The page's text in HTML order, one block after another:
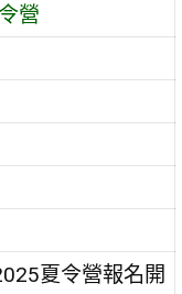
營
夏令營報名開